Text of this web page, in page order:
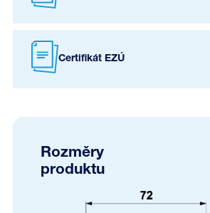
Certifikát EZÚ
Rozměry
produktu